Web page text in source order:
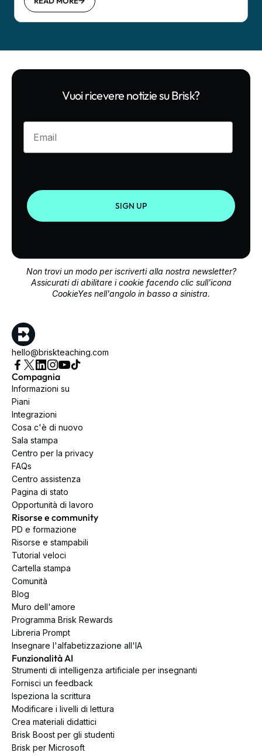
Vuoi ricevere notizie su Brisk?
Enter your email
SIGN UP
Non trovi un modo per iscriverti alla nostra newsletter?
Assicurati di abilitare i cookie facendo clic sull'icona
CookieYes nell'angolo in basso a sinistra.
hello@briskteaching.com
Compagnia
Informazioni su
Piani
Integrazioni
Cosa c'è di nuovo
Sala stampa
Centro per la privacy
FAQs
Centro assistenza
Pagina di stato
Opportunità di lavoro
Risorse e community
PD e formazione
Risorse e stampabili
Tutorial veloci
Cartella stampa
Comunità
Blog
Muro dell'amore
Programma Brisk Rewards
Libreria Prompt
Insegnare l'alfabetizzazione all'IA
Funzionalità AI
Strumenti di intelligenza artificiale per insegnanti
Fornisci un feedback
Ispeziona la scrittura
Modificare i livelli di lettura
Crea materiali didattici
Brisk Boost per gli studenti
Brisk per Microsoft